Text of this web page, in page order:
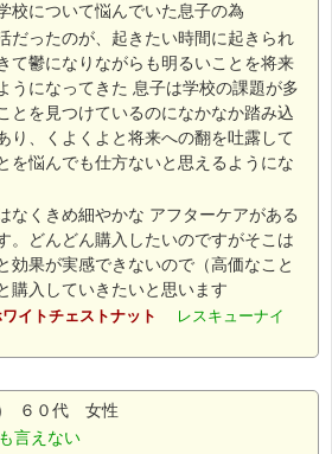
校について悩んでいた息子の為
だったのが、起きたい時間に起きられ
て鬱になりながらも明るいことを将来
うになってきた 息子は学校の課題が多
とを見つけているのになかなか踏み込
り、くよくよと将来への翻を吐露して
を悩んでも仕方ないと思えるようにな
なくきめ細やかな アフターケアがある
。どんどん購入したいのですがそこは
効果が実感できないので（高価なこと
購入していきたいと思います
ワイトチェストナット
レスキューナイ
６０代 女性
言えない